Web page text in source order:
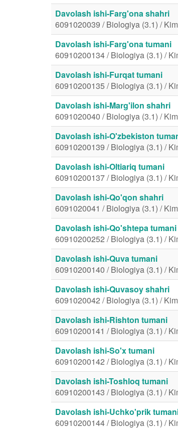
Davolash ishi-Farg'ona shahri
6091020039 / Biologiya (3.1) /
Davolash ishi-Farg'ona tumani
60910200134 / Biologiya (3.1) /
Davolash ishi-Furqat tumani
60910200135 / Biologiya (3.1) /
Davolash ishi-Marg'ilon shahri
6091020040 / Biologiya (3.1) /
Davolash ishi-O'zbekiston
60910200139 / Biologiya (3.1) /
Davolash ishi-Oltiariq tumani
60910200137 / Biologiya (3.1) /
Davolash ishi-Qo'qon shahri
6091020041 / Biologiya (3.1) /
Davolash ishi-Qo'shtepa tumani
60910200252 / Biologiya (3.1) /
Davolash ishi-Quva tumani
60910200140 / Biologiya (3.1) /
Davolash ishi-Quvasoy shahri
6091020042 / Biologiya (3.1) /
Davolash ishi-Rishton tumani
60910200141 / Biologiya (3.1) /
Davolash ishi-So'x tumani
60910200142 / Biologiya (3.1) /
Davolash ishi-Toshloq tumani
60910200143 / Biologiya (3.1) /
Davolash ishi-Uchko'prik
60910200144 / Biologiya (3.1) /